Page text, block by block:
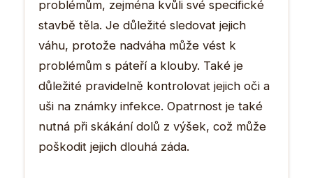
problémům, zejména kvůli své specifické
stavbě těla. Je důležité sledovat jejich
váhu, protože nadváha může vést k
problémům s páteří a klouby. Také je
důležité pravidelně kontrolovat jejich oči a
uši na známky infekce. Opatrnost je také
nutná při skákání dolů z výšek, což může
poškodit jejich dlouhá záda.